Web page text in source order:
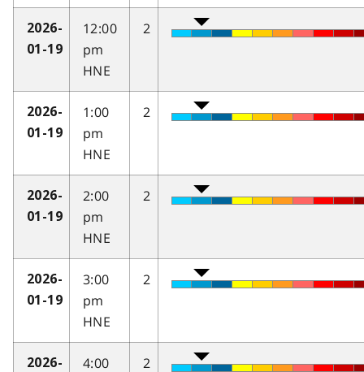
2026-
01-19
12:00
pm
HNE
2
2026-
01-19
1:00
pm
HNE
2
2026-
01-19
2:00
pm
HNE
2
2026-
01-19
3:00
pm
HNE
2
2026-
4:00
2